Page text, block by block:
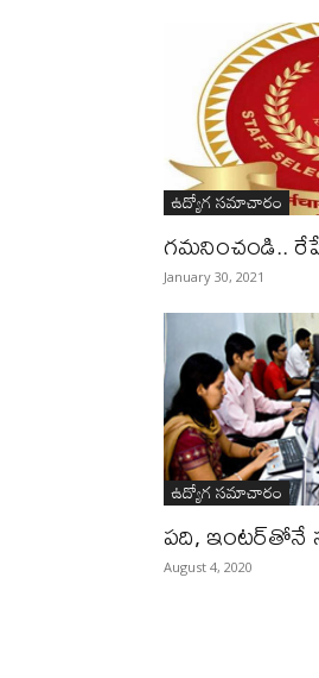
ఉద్యోగ సమాచారం
గమనించండి..
January 30, 2021
ఉద్యోగ సమాచారం
పది, ఇంటర్‌తోనే
August 4, 2020